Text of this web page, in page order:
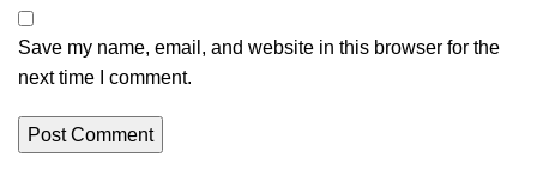
Save my name, email, and website in this browser for the
next time I comment.